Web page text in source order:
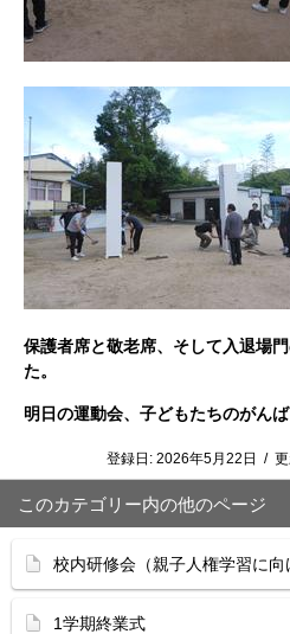
保護者席と敬老席、そして入退場
た。
明日の運動会、子どもたちのがん
登録日: 2026年5月22日 /
このカテゴリー内の他のページ
校内研修会（親子人権学習に向
1学期終業式